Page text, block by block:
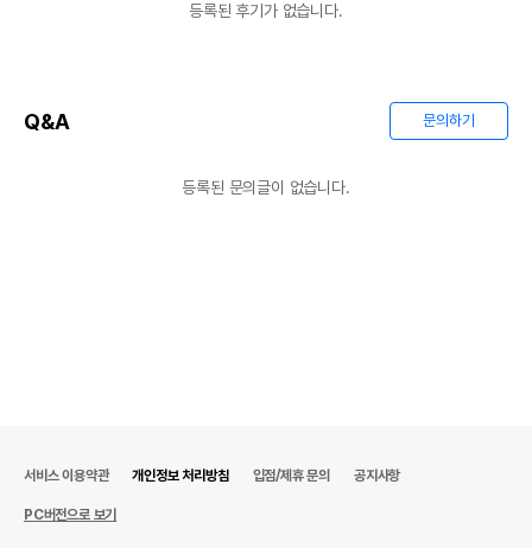
등록된 후기가 없습니다.
Q&A 문의하기
등록된 문의글이 없습니다.
서비스 이용약관 개인정보 처리방침 입점/제휴 문의 공지사항
PC버전으로 보기